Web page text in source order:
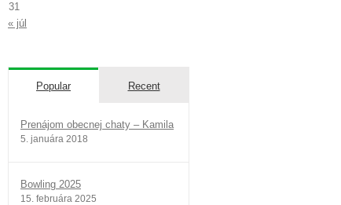
31
« júl
Popular Recent
Prenájom obecnej chaty – Kamila
5. januára 2018
Bowling 2025
15. februára 2025